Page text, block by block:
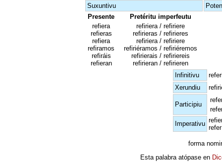
Suxuntivu
Presente
Pretéritu imperfeutu
refiera
refieras
refiera
refiramos
refiráis
refieran
refiriera / refiriere
refirieras / refirieres
refiriera / refiriere
refiriéramos / refiriéremos
refirierais / refiriereis
refirieran / refirieren
Infinitivu
Xerundiu
Participiu
Imperativu
forma
Esta palabra atópase en